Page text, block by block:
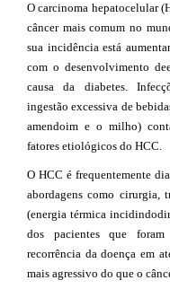
O carcinoma hepatocelular
câncer mais comum no
sua incidência está
com o desenvolvimento de
causa da diabetes.I
ingestãoexcessiva de
amendoim e o milho) c
fatores etiológicos do HCC.
O HCC é frequentemente
abordagens como cirurgia,
(energia térmica incidindo
dos pacientes que foram
recorrência da doença em
mais agressivo do que o